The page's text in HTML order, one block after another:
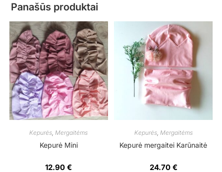
Panašūs produktai
Kepurės,Mergaitėms
Kepurė Mini
12.90€
Kepurės, Mergaitėms
Kepurė mergaitei Karūnaitė
24.70 €